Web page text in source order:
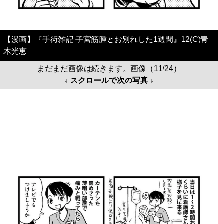
【漫画】『手術雑記 子宮筋腫とお別れした1週間』12(C)青
木光恵
まだまだ画像は続きます。画像（11/24）
↓ スクロールで次の写真 ↓